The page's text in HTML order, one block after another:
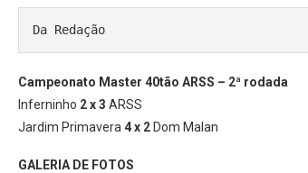
Da Redação
Campeonato Master 40tão ARSS – 2ª rodada
Inferninho 2 x 3 ARSS
Jardim Primavera4 x 2 Dom Malan
GALERIA DE FOTOS